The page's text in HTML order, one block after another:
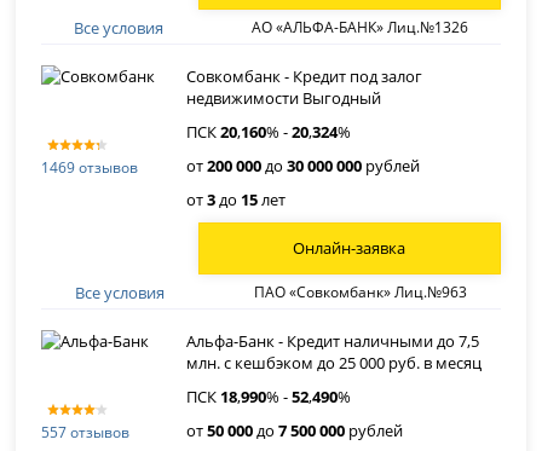
Все условия АО «АЛЬФА-БАНК» Лиц.№1326
1469 отзывов
Совкомбанк - Кредит под залог
недвижимости Выгодный
ПСК20,160% -20,324%
от200 000до30 000 000 рублей
от3до 15лет
Все условия ПАО «Совкомбанк» Лиц.№963
Онлайн-заявка
557 отзывов
Альфа-Банк - Кредит наличными до 7,5
млн. с кешбэком до 25 000 руб. в месяц
ПСК 18,990% -52,490%
от50 000до7 500 000 рублей